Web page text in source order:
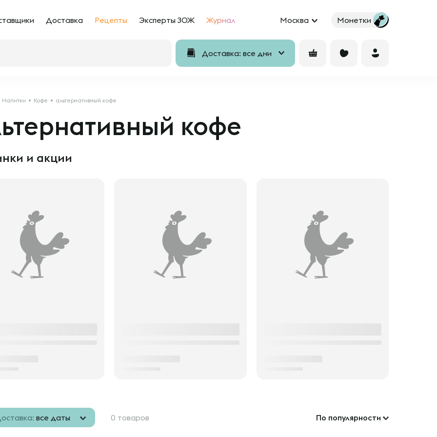
Доставка Рецепты Эксперты ЗОЖ Журнал Москва Монетки
Доставка: все дни
Напитки Кофе альтернативный кофе
кофе
и акции
все даты 0 товаров По популярности